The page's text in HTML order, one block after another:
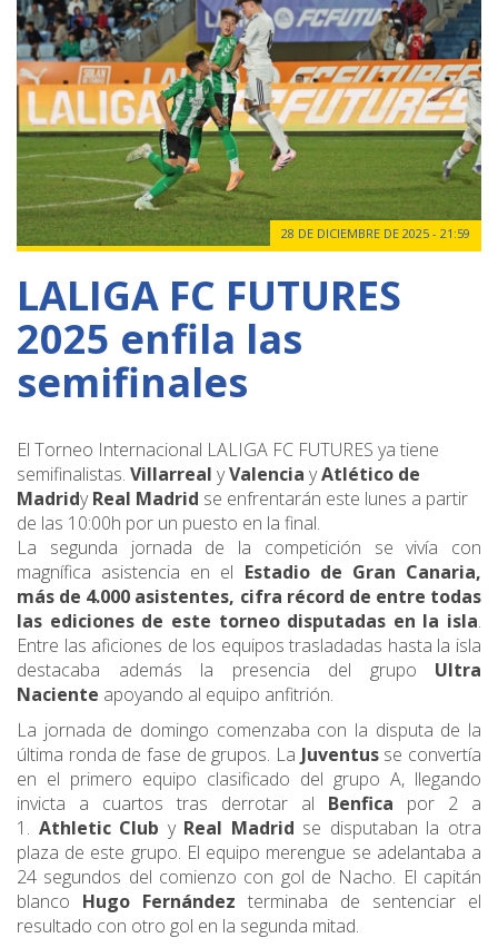
28 DE DICIEMBRE DE 2025 - 21:59
LALIGA FC FUTURES
2025 enfila las
semifinales
El Torneo Internacional LALIGA FC FUTURES ya tiene
semifinalistas. Villarreal yValencia yAtlético de
MadridyReal Madrid se enfrentarán este lunes a partir
de las 10:00h por un puesto en la final.
La segunda jornada de la competición se vivía con
magnífica asistencia en el Estadio de Gran Canaria,
más de 4.000 asistentes, cifra récord de entre todas
las ediciones de este torneo disputadas en la isla.
Entre las aficiones de los equipos trasladadas hasta la isla
destacaba además la presencia del grupo Ultra
Naciente apoyando al equipo anfitrión.
La jornada de domingo comenzaba con la disputa de la
última ronda de fase de grupos. La Juventusse convertía
en el primero equipo clasificado del grupo A, llegando
invicta a cuartos tras derrotar al Benfica por 2 a
1. Athletic Club y Real Madrid se disputaban la otra
plaza de este grupo. El equipo merengue se adelantaba a
24 segundos del comienzo con gol de Nacho. El capitán
blanco Hugo Fernández terminaba de sentenciar el
resultado con otro gol en la segunda mitad.